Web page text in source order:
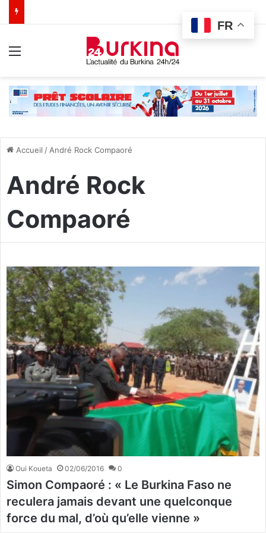
Accueil / André Rock Compaoré
André Rock
Compaoré
Oui Koueta 02/06/2016 0
Simon Compaoré : « Le Burkina Faso ne
reculera jamais devant une quelconque
force du mal, d’où qu’elle vienne »
FR